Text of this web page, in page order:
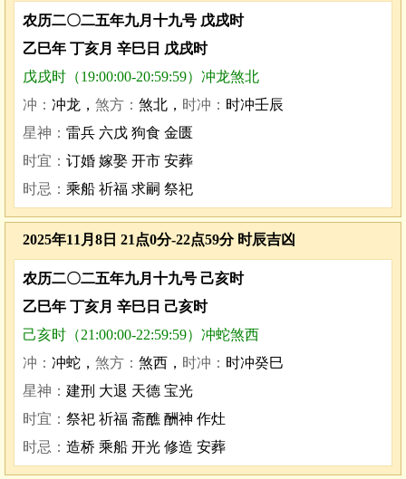
农历二〇二五年九月十九号 戊戌时
乙巳年 丁亥月 辛巳日 戊戌时
戊戌时（19:00:00-20:59:59）冲龙煞北
冲： 冲龙， 煞方： 煞北， 时冲： 时冲壬辰
星神： 雷兵 六戊 狗食 金匮
时宜： 订婚 嫁娶 开市 安葬
时忌： 乘船 祈福 求嗣 祭祀
2025年11月8日 21点0分-22点59分 时辰吉凶
农历二〇二五年九月十九号 己亥时
乙巳年 丁亥月 辛巳日 己亥时
己亥时（21:00:00-22:59:59）冲蛇煞西
冲： 冲蛇， 煞方： 煞西， 时冲： 时冲癸巳
星神： 建刑 大退 天德 宝光
时宜： 祭祀 祈福 斋醮 酬神 作灶
时忌： 造桥 乘船 开光 修造 安葬